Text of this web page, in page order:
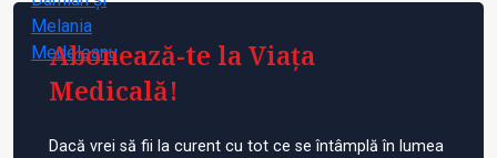
Abonează-te la Viața
Medicală!
Dacă vrei să fii la curent cu tot ce se întâmplă în lumea